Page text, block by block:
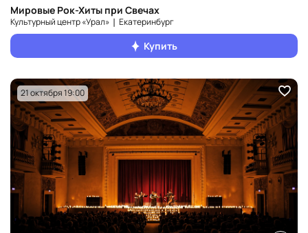
Мировые Рок-Хиты при Свечах
Культурный центр «Урал» ❘ Екатеринбург
Купить
21 октября 19:00